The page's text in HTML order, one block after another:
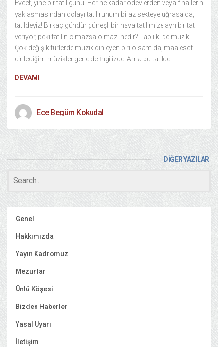
Eveet, yine bir tatil günü! Her ne kadar ödevlerden veya finallerin
yaklaşmasından dolayı tatil ruhum biraz sekteye uğrasa da,
tatildeyiz! Birkaç gündür güneşli bir hava tatilimize ayrı bir tat
veriyor, peki tatilin olmazsa olmazı nedir? Tabii ki de müzik.
Çok değişik türlerde müzik dinleyen biri olsam da, maalesef
dinlediğim müzikler genelde İngilizce. Ama bu tatilde
DEVAMI
Ece Begüm Kokudal
DİĞER YAZILAR
Genel
Hakkımızda
Yayın Kadromuz
Mezunlar
Ünlü Köşesi
Bizden Haberler
Yasal Uyarı
İletişim